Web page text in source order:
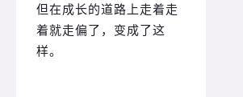
但在成长的道路上走着走
着就走偏了，变成了这
样。